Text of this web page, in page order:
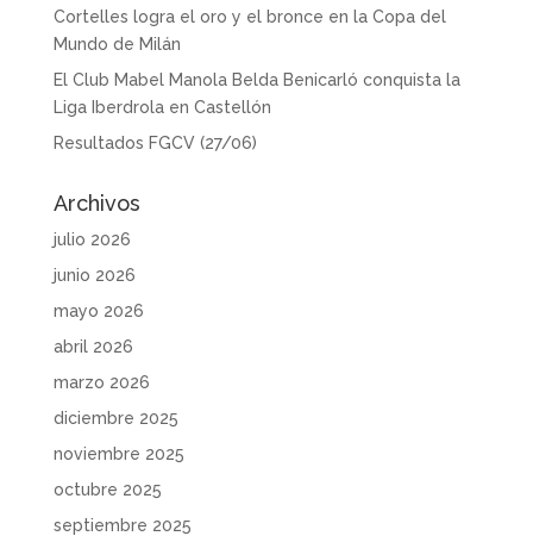
Cortelles logra el oro y el bronce en la Copa del
Mundo de Milán
El Club Mabel Manola Belda Benicarló conquista la
Liga Iberdrola en Castellón
Resultados FGCV (27/06)
Archivos
julio 2026
junio 2026
mayo 2026
abril 2026
marzo 2026
diciembre 2025
noviembre 2025
octubre 2025
septiembre 2025